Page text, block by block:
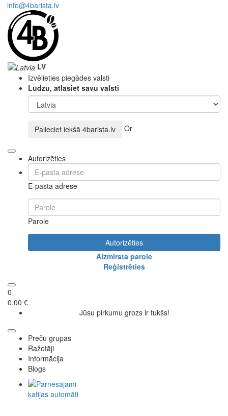
info@4barista.lv
LV
Izvēlieties piegādes valsti
Lūdzu, atlasiet savu valsti
Palieciet iekšā 4barista.lv Or
Autorizēties
E-pasta adrese
Parole
Autorizēties
Aizmirsta parole
Reģistrēties
0
0,00 €
Jūsu pirkumu grozs ir tukšs!
Preču grupas
Ražotāji
Informācija
Blogs